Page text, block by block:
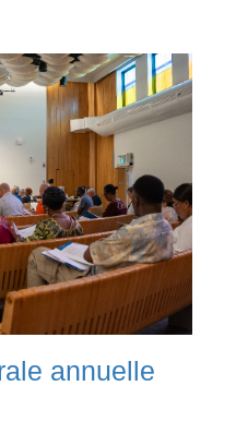
annuelle